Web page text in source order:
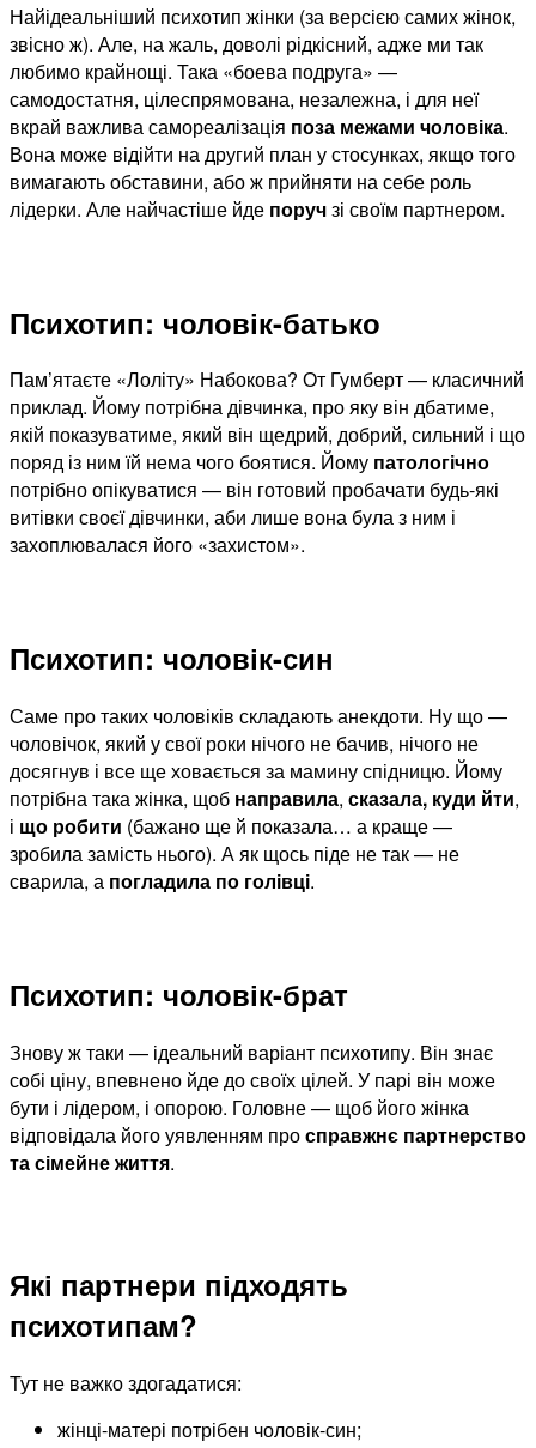
Найідеальніший психотип жінки (за версією самих жінок,
звісно ж). Але, на жаль, доволі рідкісний, адже ми так
любимо крайнощі. Така «боева подруга» —
самодостатня, цілеспрямована, незалежна, і для неї
вкрай важлива самореалізація поза межами чоловіка.
Вона може відійти на другий план у стосунках, якщо того
вимагають обставини, або ж прийняти на себе роль
лідерки. Але найчастіше йде поручзі своїм партнером.
Психотип: чоловік-батько
Пам’ятаєте «Лоліту» Набокова? От Гумберт — класичний
приклад. Йому потрібна дівчинка, про яку він дбатиме,
якій показуватиме, який він щедрий, добрий, сильний і що
поряд із ним їй нема чого боятися. Йому патологічно
потрібно опікуватися — він готовий пробачати будь-які
витівки своєї дівчинки, аби лише вона була з ним і
захоплювалася його «захистом».
Психотип: чоловік-син
Саме про таких чоловіків складають анекдоти. Ну що —
чоловічок, який у свої роки нічого не бачив, нічого не
досягнув і все ще ховається за мамину спідницю. Йому
потрібна така жінка, щоб направила, сказала, куди йти,
і що робити (бажано ще й показала… а краще —
зробила замість нього). А як щось піде не так — не
сварила, а погладила по голівці.
Психотип: чоловік-брат
Знову ж таки — ідеальний варіант психотипу. Він знає
собі ціну, впевнено йде до своїх цілей. У парі він може
бути і лідером, і опорою. Головне — щоб його жінка
відповідала його уявленням просправжнє партнерство
та сімейне життя.
Які партнери підходять
психотипам?
Тут не важко здогадатися:
жінці-матері потрібен чоловік-син;